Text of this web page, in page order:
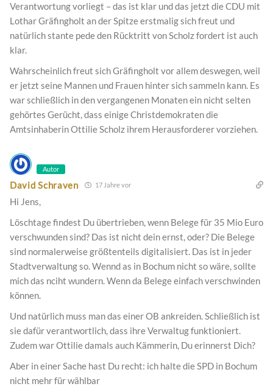
Verantwortung vorliegt – das ist klar und das jetzt die CDU mit
Lothar Gräfingholt an der Spitze erstmalig sich freut und
natürlich stante pede den Rücktritt von Scholz fordert ist auch
klar.
Wahrscheinlich freut sich Gräfingholt vor allem deswegen, weil
er jetzt seine Mannen und Frauen hinter sich sammeln kann. Es
war schließlich in den vergangenen Monaten ein nicht selten
gehörtes Gerücht, dass einige Christdemokraten die
Amtsinhaberin Ottilie Scholz ihrem Herausforderer vorziehen.
Autor
David Schraven 17 Jahre vor
Hi Jens,
Löschtage findest Du übertrieben, wenn Belege für 35 Mio Euro
verschwunden sind? Das ist nicht dein ernst, oder? Die Belege
sind normalerweise größtenteils digitalisiert. Das ist in jeder
Stadtverwaltung so. Wennd as in Bochum nicht so wäre, sollte
mich das nciht wundern. Wenn da Belege einfach verschwinden
können.
Und natürlich muss man das einer OB ankreiden. Schließlich ist
sie dafür verantwortlich, dass ihre Verwaltug funktioniert.
Zudem war Ottilie damals auch Kämmerin, Du erinnerst Dich?
Aber in einer Sache hast Du recht: ich halte die SPD in Bochum
nicht mehr für wählbar